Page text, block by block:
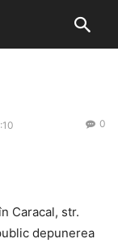
0
Caracal, str.
depunerea